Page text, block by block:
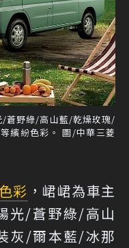
/蒼野綠/高山藍/乾燥玫瑰/
繽紛色彩。 圖/中華三菱
色彩 ，峮峮為車主
光/蒼野綠/高山
灰/爾本藍/冰那